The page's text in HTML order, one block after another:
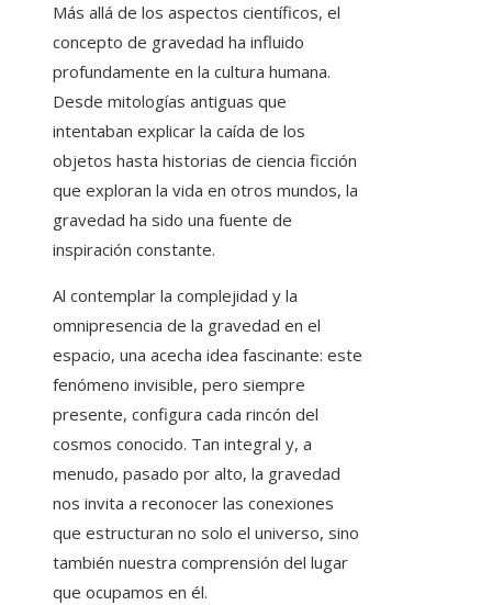
Más allá de los aspectos científicos, el
concepto de gravedad ha influido
profundamente en la cultura humana.
Desde mitologías antiguas que
intentaban explicar la caída de los
objetos hasta historias de ciencia ficción
que exploran la vida en otros mundos, la
gravedad ha sido una fuente de
inspiración constante.
Al contemplar la complejidad y la
omnipresencia de la gravedad en el
espacio, una acecha idea fascinante: este
fenómeno invisible, pero siempre
presente, configura cada rincón del
cosmos conocido. Tan integral y, a
menudo, pasado por alto, la gravedad
nos invita a reconocer las conexiones
que estructuran no solo el universo, sino
también nuestra comprensión del lugar
que ocupamos en él.